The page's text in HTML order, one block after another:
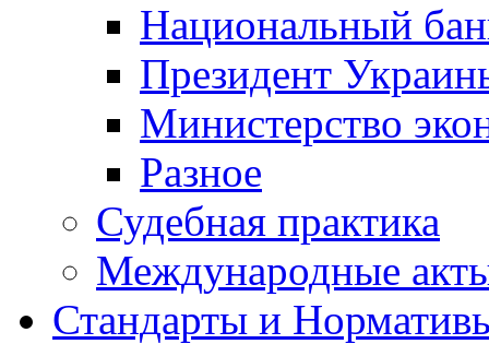
Национальный
Президент
Министерство
Разное
Судебная практика
Международные
Стандарты и